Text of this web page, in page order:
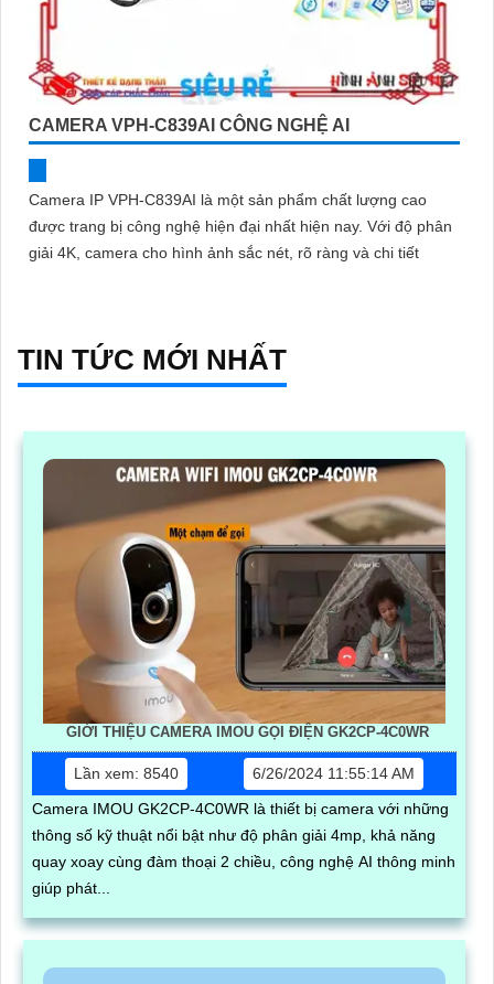
CAMERA VPH-C839AI CÔNG NGHỆ AI
Camera IP VPH-C839AI là một sản phẩm chất lượng cao
được trang bị công nghệ hiện đại nhất hiện nay. Với độ phân
giải 4K, camera cho hình ảnh sắc nét, rõ ràng và chi tiết
TIN TỨC MỚI NHẤT
GIỚI THIỆU CAMERA IMOU GỌI ĐIỆN GK2CP-4C0WR
Lần xem: 8540
6/26/2024 11:55:14 AM
Camera IMOU GK2CP-4C0WR là thiết bị camera với những
thông số kỹ thuật nổi bật như độ phân giải 4mp, khả năng
quay xoay cùng đàm thoại 2 chiều, công nghệ AI thông minh
giúp phát...